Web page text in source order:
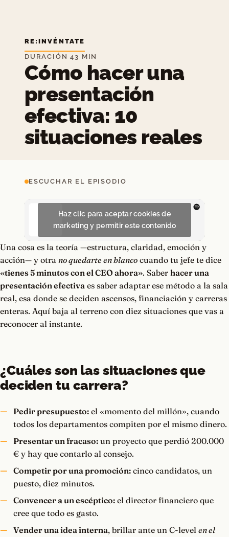
RE:INVÉNTATE
DURACIÓN 43 MIN
Cómo hacer una
presentación
efectiva: 10
situaciones reales
ESCUCHAR EL EPISODIO
Haz clic para aceptar cookies de
marketing y permitir este contenido
Una cosa es la teoría —estructura, claridad, emoción y
acción— y otra no quedarte en blanco cuando tu jefe te dice
«tienes 5 minutos con el CEO ahora». Saber hacer una
presentación efectiva es saber adaptar ese método a la sala
real, esa donde se deciden ascensos, financiación y carreras
enteras. Aquí baja al terreno con diez situaciones que vas a
reconocer al instante.
¿Cuáles son las situaciones que
deciden tu carrera?
Pedir presupuesto:el «momento del millón», cuando
todos los departamentos compiten por el mismo dinero.
Presentar un fracaso:un proyecto que perdió 200.000
€ y hay que contarlo al consejo.
Competir por una promoción:cinco candidatos, un
puesto, diez minutos.
Convencer a un escéptico:el director financiero que
cree que todo es gasto.
Vender una idea interna, brillar ante un C-level en el